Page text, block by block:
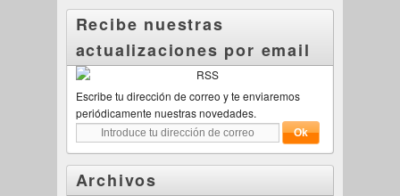
Recibe nuestras
actualizaciones por email
Escribe tu dirección de correo y te enviaremos
periódicamente nuestras novedades.
Archivos